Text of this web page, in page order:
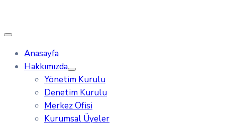
Anasayfa
Hakkımızda
Yönetim Kurulu
Denetim Kurulu
Merkez Ofisi
Kurumsal Üyeler